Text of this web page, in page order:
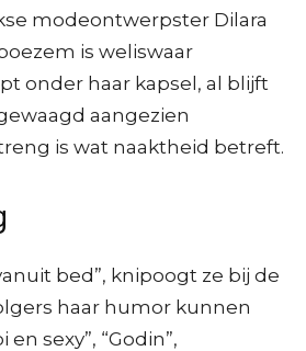
modeontwerpster Dilara
is weliswaar
onder haar kapsel, al blijft
aangezien
is wat naaktheid betreft.
bed”, knipoogt ze bij de
haar humor kunnen
sexy”, “Godin”,